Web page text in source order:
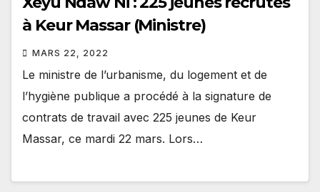
à Keur Massar (Ministre)
MARS 22, 2022
Le ministre de l’urbanisme, du logement et de
l’hygiène publique a procédé à la signature de
contrats de travail avec 225 jeunes de Keur
Massar, ce mardi 22 mars. Lors…